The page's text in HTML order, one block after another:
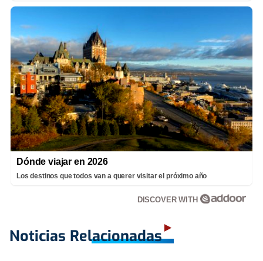
Dónde viajar en 2026
Los destinos que todos van a querer visitar el próximo año
DISCOVER WITH
Noticias Relacionadas